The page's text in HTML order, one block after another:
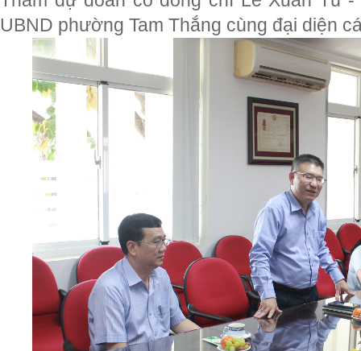
UBND phường Tam Thắng cùng đại diện